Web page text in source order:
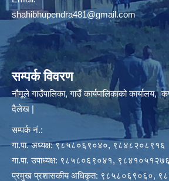
shahibhupendra481@gmail.com
सम्पर्क विवरण
नौमूले गाउँपालिका, गाउँ कार्यपालिकाको कार्यालय,
दैलेख |
सम्पर्क नं.:
गा.पा. अध्यक्ष: ९८५८०६९०४०, ९८४८२०८९१६
गा.पा. उपाध्यक्ष: ९८५८०६९०४१, ९८४१०५१२७६
प्रमुख प्रशासकीय अधिकृत: ९८५८०६९०६०,